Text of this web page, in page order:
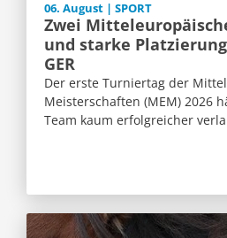
06. August | SPORT
Zwei
und starke
GER
Der erste Turniertag der
Meisterschaften (MEM) 2026
Team kaum erfolgreicher